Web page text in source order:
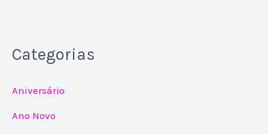
Categorias
Aniversário
Ano Novo